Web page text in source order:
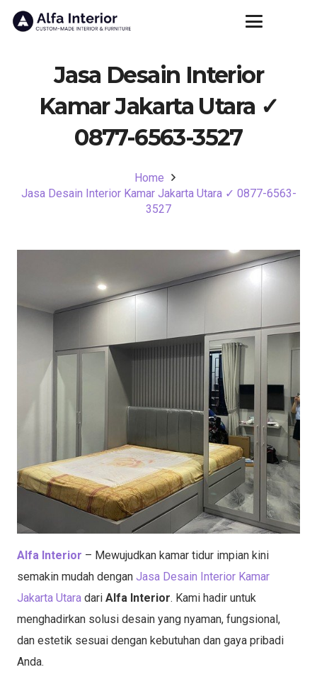
Jasa Desain Interior
Kamar Jakarta Utara ✓
0877-6563-3527
Home
Jasa Desain Interior Kamar Jakarta Utara ✓ 0877-6563-
3527
Alfa Interior – Mewujudkan kamar tidur impian kini
semakin mudah dengan Jasa Desain Interior Kamar
Jakarta Utara dari Alfa Interior. Kami hadir untuk
menghadirkan solusi desain yang nyaman, fungsional,
dan estetik sesuai dengan kebutuhan dan gaya pribadi
Anda.